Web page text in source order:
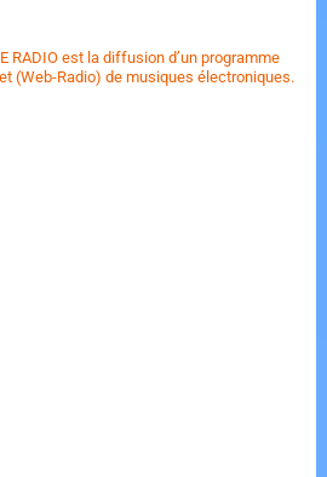
RADIO est la diffusion d’un programme
(Web-Radio) de musiques électroniques.